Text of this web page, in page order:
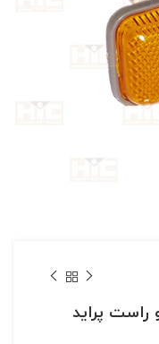
راست پراید